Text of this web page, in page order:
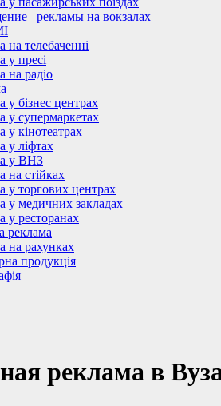
рекламы на вокзалах
на телебаченні
у пресі
на радіо
у бізнес центрах
у супермаркетах
у кінотеатрах
у ліфтах
у ВНЗ
на стійках
у торгових центрах
у медичних закладах
у ресторанах
реклама
на рахунках
продукція
реклама в